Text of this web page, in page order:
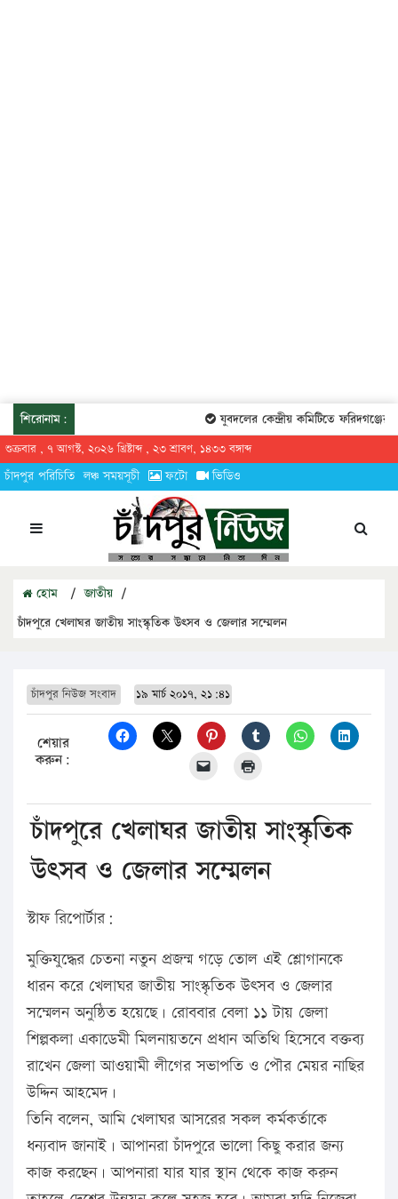
শিরোনাম: যুবদলের কেন্দ্রীয় কমিটিতে ফরিদগঞ্জের
শুক্রবার , ৭ আগস্ট, ২০২৬ খ্রিষ্টাব্দ , ২৩ শ্রাবণ, ১৪৩৩ বঙ্গাব্দ
চাঁদপুর পরিচিতি লঞ্চ সময়সূচী ফটো ভিডিও
হোম / জাতীয় /
চাঁদপুরে খেলাঘর জাতীয় সাংস্কৃতিক উৎসব ও জেলার সম্মেলন
চাঁদপুর নিউজ সংবাদ ১৯ মার্চ ২০১৭, ২১:৪১
শেয়ার
করুন:
চাঁদপুরে খেলাঘর জাতীয় সাংস্কৃতিক
উৎসব ও জেলার সম্মেলন
স্টাফ রিপোর্টার:
মুক্তিযুদ্ধের চেতনা নতুন প্রজন্ম গড়ে তোল এই শ্লোগানকে
ধারন করে খেলাঘর জাতীয় সাংস্কৃতিক উৎসব ও জেলার
সম্মেলন অনুষ্ঠিত হয়েছে। রোববার বেলা ১১ টায় জেলা
শিল্পকলা একাডেমী মিলনায়তনে প্রধান অতিথি হিসেবে বক্তব্য
রাখেন জেলা আওয়ামী লীগের সভাপতি ও পৌর মেয়র নাছির
উদ্দিন আহমেদ।
তিনি বলেন, আমি খেলাঘর আসরের সকল কর্মকর্তাকে
ধন্যবাদ জানাই। আপানরা চাঁদপুরে ভালো কিছু করার জন্য
কাজ করছেন। আপনারা যার যার স্থান থেকে কাজ করুন